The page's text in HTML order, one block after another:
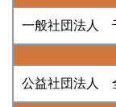
一般社団法人
公益社団法人